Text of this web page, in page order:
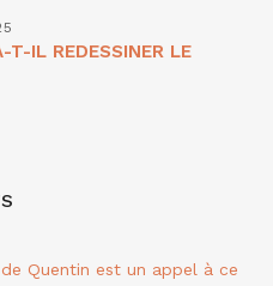
T-IL REDESSINER LE
Quentin est un appel à ce